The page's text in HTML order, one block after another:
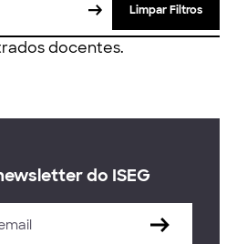
Limpar Filtros
docentes.
do ISEG